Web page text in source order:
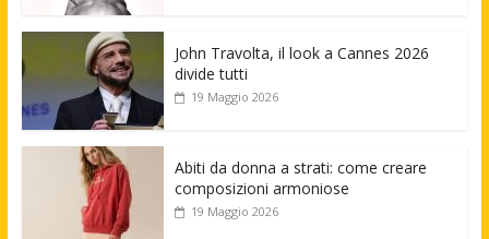
John Travolta, il look a Cannes 2026
divide tutti
19 Maggio 2026
Abiti da donna a strati: come creare
composizioni armoniose
19 Maggio 2026